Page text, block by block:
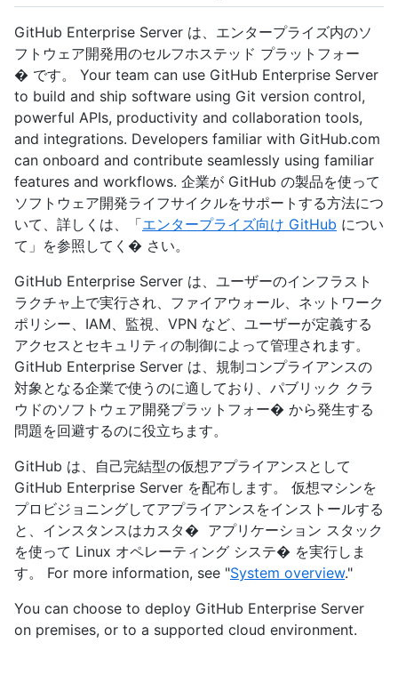
GitHub Enterprise Server は、エンタープライズ内のソ
フトウェア開発用のセルフホステッド プラットフォー
� です。 Your team can use GitHub Enterprise Server
to build and ship software using Git version control,
powerful APIs, productivity and collaboration tools,
and integrations. Developers familiar with GitHub.com
can onboard and contribute seamlessly using familiar
features and workflows. 企業が GitHub の製品を使って
ソフトウェア開発ライフサイクルをサポートする方法につ
いて、詳しくは、「エンタープライズ向け GitHub につい
て」を参照してく� さい。
GitHub Enterprise Server は、ユーザーのインフラスト
ラクチャ上で実行され、ファイアウォール、ネットワーク
ポリシー、IAM、監視、VPN など、ユーザーが定義する
アクセスとセキュリティの制御によって管理されます。
GitHub Enterprise Server は、規制コンプライアンスの
対象となる企業で使うのに適しており、パブリック クラ
ウドのソフトウェア開発プラットフォー� から発生する
問題を回避するのに役立ちます。
GitHub は、自己完結型の仮想アプライアンスとして
GitHub Enterprise Server を配布します。 仮想マシンを
プロビジョニングしてアプライアンスをインストールする
と、インスタンスはカスタ� アプリケーション スタック
を使って Linux オペレーティング システ� を実行しま
す。 For more information, see "System overview."
You can choose to deploy GitHub Enterprise Server
on premises, or to a supported cloud environment.